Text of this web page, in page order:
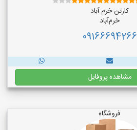
کارتن خرم آباد
خرم‌آباد
09166694266
مشاهده پروفایل
فروشگاه